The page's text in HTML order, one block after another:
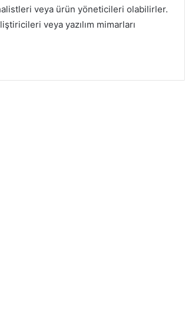
veya ürün yöneticileri olabilirler.
veya yazılım mimarları